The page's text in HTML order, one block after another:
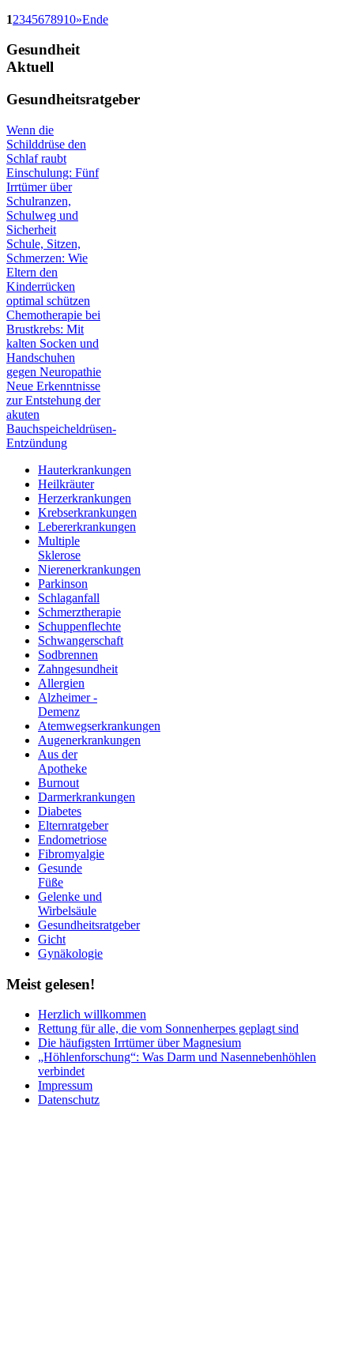
12345678910»Ende
Gesundheit
Aktuell
Gesundheitsratgeber
Wenn die
Schilddrüse den
Schlaf raubt
Einschulung: Fünf
Irrtümer über
Schulranzen,
Schulweg und
Sicherheit
Schule, Sitzen,
Schmerzen: Wie
Eltern den
Kinderrücken
optimal schützen
Chemotherapie bei
Brustkrebs: Mit
kalten Socken und
Handschuhen
gegen Neuropathie
Neue Erkenntnisse
zur Entstehung der
akuten
Bauchspeicheldrüsen-
Entzündung
Hauterkrankungen
Heilkräuter
Herzerkrankungen
Krebserkrankungen
Lebererkrankungen
Multiple
Sklerose
Nierenerkrankungen
Parkinson
Schlaganfall
Schmerztherapie
Schuppenflechte
Schwangerschaft
Sodbrennen
Zahngesundheit
Allergien
Alzheimer -
Demenz
Atemwegserkrankungen
Augenerkrankungen
Aus der
Apotheke
Burnout
Darmerkrankungen
Diabetes
Elternratgeber
Endometriose
Fibromyalgie
Gesunde
Füße
Gelenke und
Wirbelsäule
Gesundheitsratgeber
Gicht
Gynäkologie
Meist gelesen!
Herzlich willkommen
Rettung für alle, die vom Sonnenherpes geplagt sind
Die häufigsten Irrtümer über Magnesium
„Höhlenforschung“: Was Darm und Nasennebenhöhlen
verbindet
Impressum
Datenschutz